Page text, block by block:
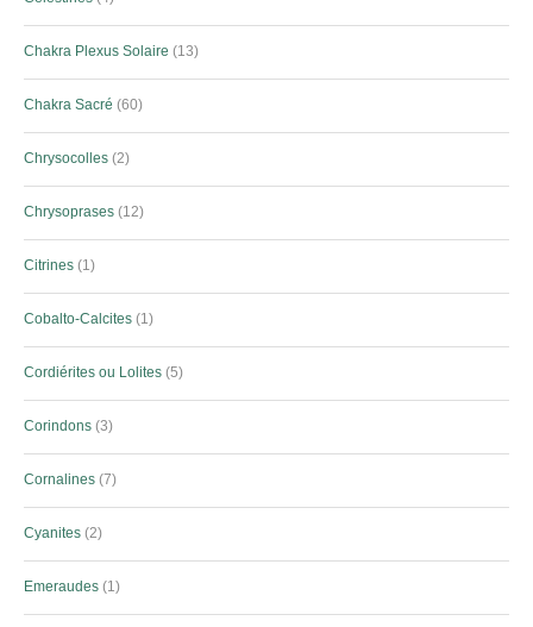
Chakra Plexus Solaire 13
Chakra Sacré 60
Chrysocolles 2
Chrysoprases 12
Citrines 1
Cobalto-Calcites 1
Cordiérites ou Lolites 5
Corindons 3
Cornalines 7
Cyanites 2
Emeraudes 1